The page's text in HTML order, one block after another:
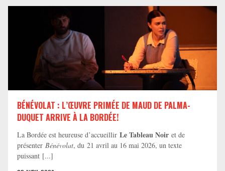
BÉNÉVOLAT : L’ŒUVRE PRIMÉE DE MAUD DE PALMA-
DUQUET ARRIVE À LA BORDÉE!
La Bordée est heureuse d’accueillir Le Tableau Noir et de
présenter Bénévolat, du 21 avril au 16 mai 2026, un texte
puissant [...]